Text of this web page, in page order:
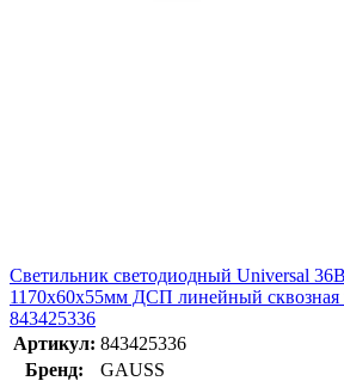
Светильник светодиодный Universal
1170х60х55мм ДСП линейный сквозная
843425336
Артикул: 843425336
Бренд:
GAUSS